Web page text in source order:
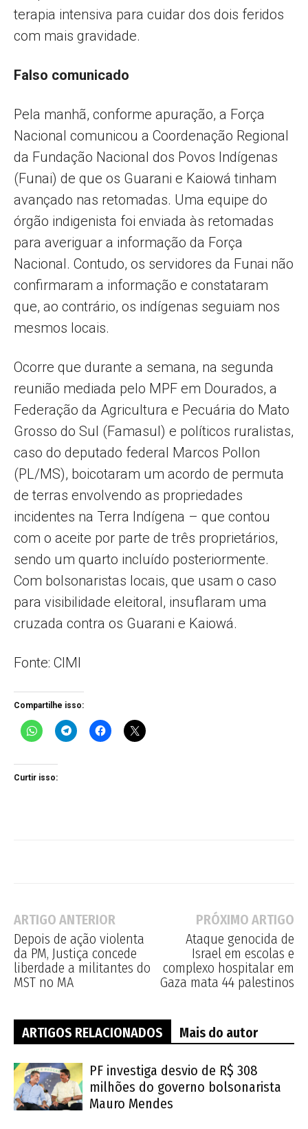
terapia intensiva para cuidar dos dois feridos
com mais gravidade.
Falso comunicado
Pela manhã, conforme apuração, a Força
Nacional comunicou a Coordenação Regional
da Fundação Nacional dos Povos Indígenas
(Funai) de que os Guarani e Kaiowá tinham
avançado nas retomadas. Uma equipe do
órgão indigenista foi enviada às retomadas
para averiguar a informação da Força
Nacional. Contudo, os servidores da Funai não
confirmaram a informação e constataram
que, ao contrário, os indígenas seguiam nos
mesmos locais.
Ocorre que durante a semana, na segunda
reunião mediada pelo MPF em Dourados, a
Federação da Agricultura e Pecuária do Mato
Grosso do Sul (Famasul) e políticos ruralistas,
caso do deputado federal Marcos Pollon
(PL/MS), boicotaram um acordo de permuta
de terras envolvendo as propriedades
incidentes na Terra Indígena – que contou
com o aceite por parte de três proprietários,
sendo um quarto incluído posteriormente.
Com bolsonaristas locais, que usam o caso
para visibilidade eleitoral, insuflaram uma
cruzada contra os Guarani e Kaiowá.
Fonte: CIMI
Compartilhe isso:
Curtir isso:
ARTIGO ANTERIOR
Depois de ação violenta
da PM, Justiça concede
liberdade a militantes do
MST no MA
PRÓXIMO ARTIGO
Ataque genocida de
Israel em escolas e
complexo hospitalar em
Gaza mata 44 palestinos
ARTIGOS RELACIONADOS Mais do autor
PF investiga desvio de R$ 308
milhões do governo bolsonarista
Mauro Mendes